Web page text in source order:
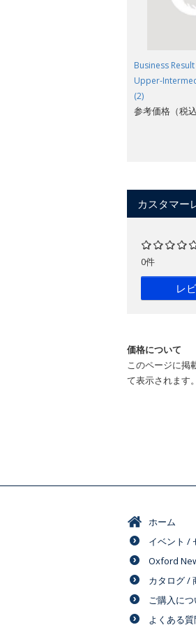
Business
Upper-
(2)
参考価格（税
カスタマー
0件
レ
価格について
このページに掲
て表示されます
ホーム
イベント /
Oxford
カタログ /
ご購入につ
よくある質